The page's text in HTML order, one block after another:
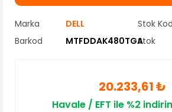
Marka DELL Stok
Barkod
MTFDDAK480TGAStok
20.233,61 ₺
Havale / EFT ile %2